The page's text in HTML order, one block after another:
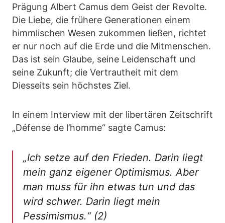
Prägung Albert Camus dem Geist der Revolte.
Die Liebe, die frühere Generationen einem
himmlischen Wesen zukommen ließen, richtet
er nur noch auf die Erde und die Mitmenschen.
Das ist sein Glaube, seine Leidenschaft und
seine Zukunft; die Vertrautheit mit dem
Diesseits sein höchstes Ziel.
In einem Interview mit der libertären Zeitschrift
„Défense de l’homme“ sagte Camus:
„Ich setze auf den Frieden. Darin liegt
mein ganz eigener Optimismus. Aber
man muss für ihn etwas tun und das
wird schwer. Darin liegt mein
Pessimismus.“ (2)